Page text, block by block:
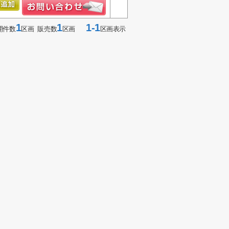
件数1区画 販売数1区画1-1区画表示